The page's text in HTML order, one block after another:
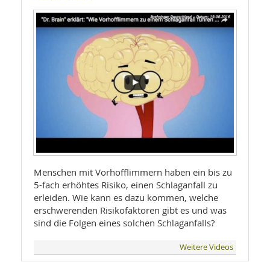
Menschen mit Vorhofflimmern haben ein bis zu
5-fach erhöhtes Risiko, einen Schlaganfall zu
erleiden. Wie kann es dazu kommen, welche
erschwerenden Risikofaktoren gibt es und was
sind die Folgen eines solchen Schlaganfalls?
Weitere Videos